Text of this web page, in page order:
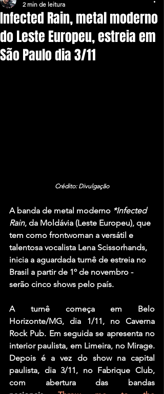
Infected Rain, metal moderno
do Leste Europeu, estreia em
São Paulo dia 3/11
2 min de leitura
Crédito: Divulgação
A banda de metal moderno *Infected
Rain, da Moldávia (Leste Europeu), que
tem como frontwoman a versátil e
talentosa vocalista Lena Scissorhands,
inicia a aguardada turnê de estreia no
Brasil a partir de 1º de novembro -
serão cinco shows pelo país.
A turnê começa em Belo
Horizonte/MG, dia 1/11, no Caverna
Rock Pub. Em seguida se apresenta no
interior paulista, em Limeira, no Mirage.
Depois é a vez do show na capital
paulista, dia 3/11, no Fabrique Club,
com abertura das bandas